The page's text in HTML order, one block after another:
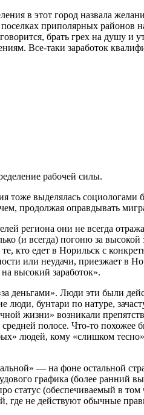
в этот город назвала
приполярных
брать грех на душу и
Все-таки заработок
рабочей силы.
выделялась социологами
продолжая оправдывать
региона они не всегда
(и всегда) погоню за
едет в Норильск с
или неудачи, приезжает в
высокий заработок».
деньгами». Люди эти были
бунтари по натуре,
жизни» возникали
полосе. Что-то
людей, кому «слишком
— на фоне остальной
графика (более
статус (обеспечиваемый в
где не действуют обычные